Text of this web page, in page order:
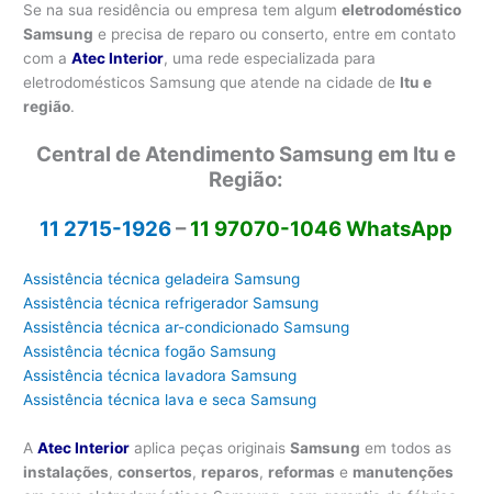
Se na sua residência ou empresa tem algumeletrodoméstico
Samsung e precisa de reparo ou conserto, entre em contato
com aAtec Interior, uma rede especializada para
eletrodomésticos Samsung que atende na cidade de Itu e
região.
Central de Atendimento Samsung em Itu e
Região:
11 2715-1926–11 97070-1046 WhatsApp
Assistência técnica geladeira Samsung
Assistência técnica refrigerador Samsung
Assistência técnica ar-condicionado Samsung
Assistência técnica fogão Samsung
Assistência técnica lavadora Samsung
Assistência técnica lava e seca Samsung
A Atec Interior aplica peças originaisSamsung em todos as
instalações,consertos, reparos, reformas e manutenções